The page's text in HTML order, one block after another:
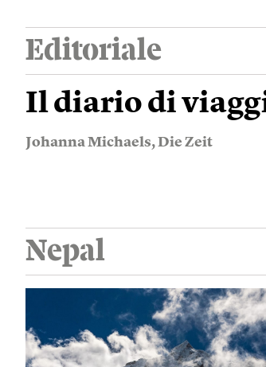
Editoriale
Il diario di
Johanna Michaels,Die Zeit
Nepal